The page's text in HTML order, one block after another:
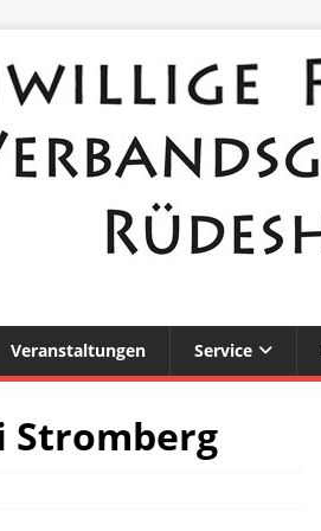
Veranstaltungen Service
Stromberg